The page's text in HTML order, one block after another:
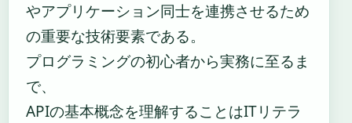
やアプリケーション同士を連携させるため
の重要な技術要素である。
プログラミングの初心者から実務に至るま
で、
APIの基本概念を理解することはITリテラ